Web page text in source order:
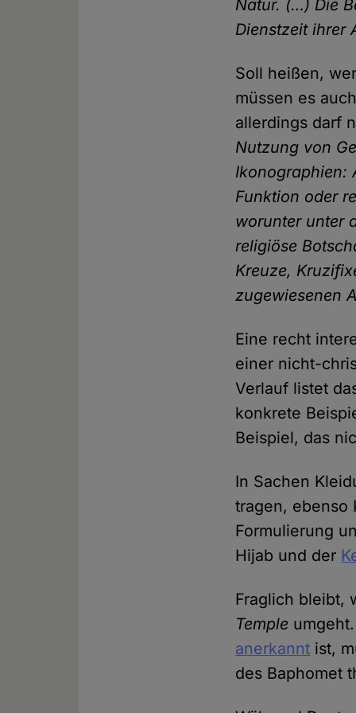
Natur. (…) Die
Dienstzeit ihrer
Soll heißen,
müssen es
allerdings darf
Nutzung von
Ikonographien:
Funktion oder
worunter unter
religiöse
Kreuze,
zugewiesenen
Eine recht
einer nicht-
Verlauf listet
konkrete
Beispiel, das
In Sachen
tragen, ebenso
Formulierung
Hijab und der
Fraglich bleibt,
Temple
anerkannt ist,
des Baphomet